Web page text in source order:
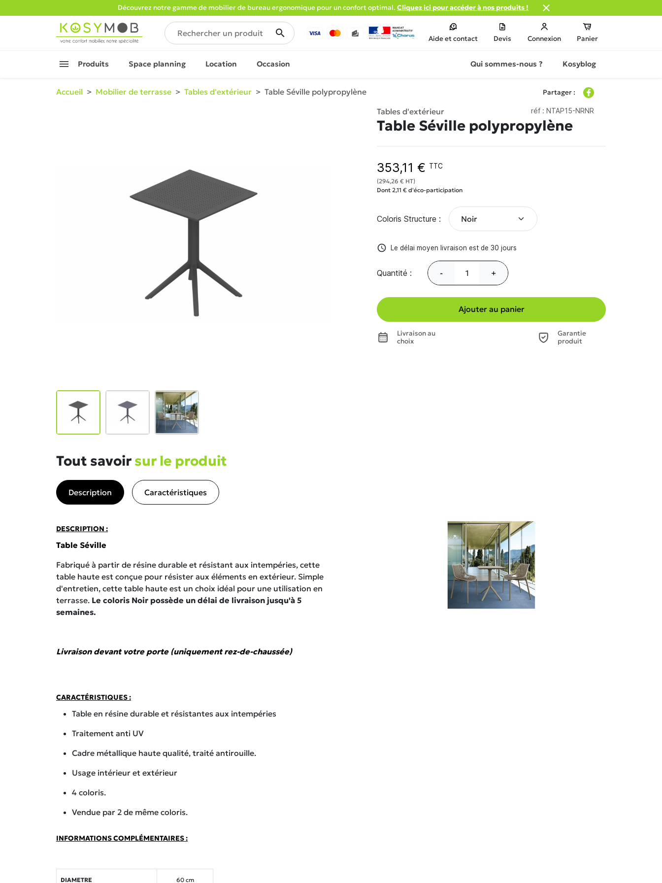
Découvrez notre gamme de mobilier de bureau ergonomique pour un confort optimal. Cliquez ici pour accéder à nos produits ! 
search Aide et contact Devis Connexion Panier
 Produits Space planning Location Occasion Qui sommes-nous ? Kosyblog
Accueil Mobilier de terrasse Tables d'extérieur Table Séville polypropylène Partager :
Tables d'extérieur réf : NTAP15-NRNR
Table Séville polypropylène
353,11 € TTC
(294,26 € HT)
Dont 2,11 € d'éco-participation
Coloris Structure :
access_time Le délai moyen livraison est de 30 jours
Quantité : - +
Ajouter au panier
Livraison au
choix
Garantie
produit
Tout savoir sur le produit
Description Caractéristiques
DESCRIPTION :
Table Séville
Fabriqué à partir de résine durable et résistant aux intempéries, cette
table haute est conçue pour résister aux éléments en extérieur. Simple
d'entretien, cette table haute est un choix idéal pour une utilisation en
terrasse. Le coloris Noir possède un délai de livraison jusqu'à 5
semaines.
Livraison devant votre porte (uniquement rez-de-chaussée)
CARACTÉRISTIQUES :
Table en résine durable et résistantes aux intempéries
Traitement anti UV
Cadre métallique haute qualité, traité antirouille.
Usage intérieur et extérieur
4 coloris.
Vendue par 2 de même coloris.
INFORMATIONS COMPLÉMENTAIRES :
DIAMETRE 60 cm